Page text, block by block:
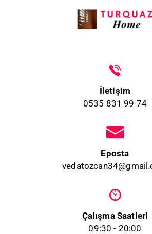
İletişim
0535 831 99 74
Eposta
Çalışma Saatleri
09:30 - 20:00